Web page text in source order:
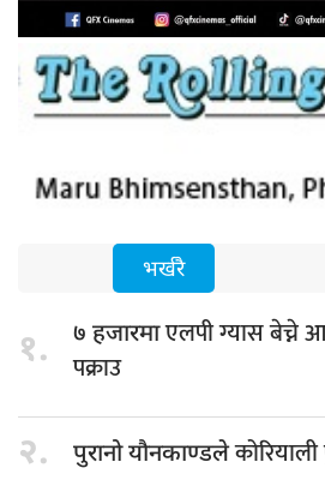
भर्खरै
१. ७ हजारमाएलपी ग्यास बेच्ने
पक्राउ
२. पुरानो यौनकाण्डले